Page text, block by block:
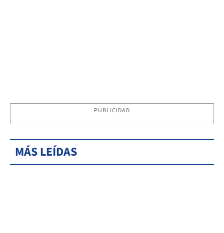
PUBLICIDAD
MÁS LEÍDAS